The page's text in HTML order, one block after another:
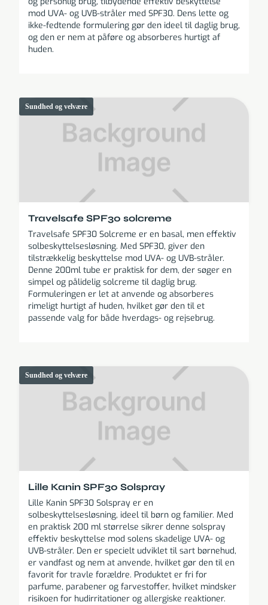
mod UVA- og UVB-stråler med SPF30. Dens lette og
ikke-fedtende formulering gør den ideel til daglig brug,
og den er nem at påføre og absorberes hurtigt af
huden.
Travelsafe SPF30 solcreme
Travelsafe SPF30 Solcreme er en basal, men effektiv
solbeskyttelsesløsning. Med SPF30, giver den
tilstrækkelig beskyttelse mod UVA- og UVB-stråler.
Denne 200ml tube er praktisk for dem, der søger en
simpel og pålidelig solcreme til daglig brug.
Formuleringen er let at anvende og absorberes
rimeligt hurtigt af huden, hvilket gør den til et
passende valg for både hverdags- og rejsebrug.
Sundhed og velvære
Lille Kanin SPF30 Solspray
Lille Kanin SPF30 Solspray er en
solbeskyttelsesløsning, ideel til børn og familier. Med
en praktisk 200 ml størrelse sikrer denne solspray
effektiv beskyttelse mod solens skadelige UVA- og
UVB-stråler. Den er specielt udviklet til sart børnehud,
er vandfast og nem at anvende, hvilket gør den til en
favorit for travle forældre. Produktet er fri for
parfume, parabener og farvestoffer, hvilket mindsker
risikoen for hudirritationer og allergiske reaktioner.
Sundhed og velvære